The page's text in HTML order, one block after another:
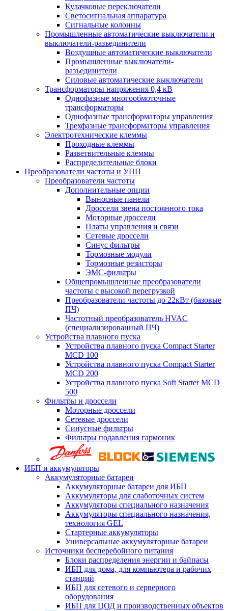
Кулачковые переключатели
Светосигнальная аппаратура
Сигнальные колонны
Промышленные автоматические выключатели и
выключатели-разъединители
Воздушные автоматические выключатели
Промышленные выключатели-
разъединители
Силовые автоматические выключатели
Трансформаторы напряжения 0,4 кВ
Однофазные многообмоточные
трансформаторы
Однофазные трансформаторы управления
Трехфазные трансформаторы управления
Электротехнические клеммы
Проходные клеммы
Разветвительные клеммы
Распределительные блоки
Преобразователи частоты и УПП
Преобразователи частоты
Дополнительные опции
Выносные панели
Дроссели звена постоянного тока
Моторные дроссели
Платы управления и связи
Сетевые дроссели
Синус фильтры
Тормозные модули
Тормозные резисторы
ЭМС-фильтры
Общепромышленные преобразователи
частоты с высокой перегрузкой
Преобразователи частоты до 22кВт (базовые
ПЧ)
Частотный преобразователь HVAC
(специализированный ПЧ)
Устройства плавного пуска
Устройства плавного пуска Compact Starter
MCD 100
Устройства плавного пуска Compact Starter
MCD 200
Устройства плавного пуска Soft Starter MCD
500
Фильтры и дроссели
Моторные дроссели
Сетевые дроссели
Синусные фильтры
Фильтры подавления гармоник
ИБП и аккумуляторы
Аккумуляторные батареи
Аккумуляторные батареи для ИБП
Аккумуляторы для слаботочных систем
Аккумуляторы специального назначения
Аккумуляторы специального назначения,
технология GEL
Стартерные аккумуляторы
Универсальные аккумуляторные батареи
Источники бесперебойного питания
Блоки распределения энергии и байпасы
ИБП для дома, для компьютера и рабочих
станций
ИБП для сетевого и серверного
оборудования
ИБП для ЦОД и производственных объектов